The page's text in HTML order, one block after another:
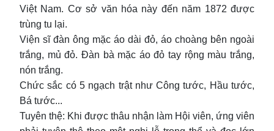
Việt Nam. Cơ sở văn hóa này đến năm 1872 được
trùng tu lại.
Viện sĩ đàn ông mặc áo dài đỏ, áo choàng bên ngoài
trắng, mủ đỏ. Đàn bà mặc áo đỏ tay rộng màu trắng,
nón trắng.
Chức sắc có 5 ngạch trật như Công tước, Hầu tước,
Bá tước...
Tuyên thệ: Khi được thâu nhận làm Hội viên, ứng viên